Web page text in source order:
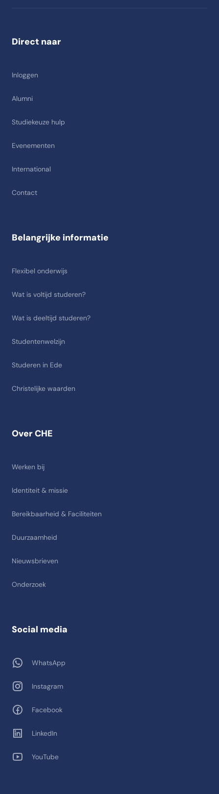
Direct naar
Inloggen
Alumni
Studiekeuze hulp
Evenementen
International
Contact
Over CHE
Werken bij
Identiteit & missie
Bereikbaarheid & Faciliteiten
Duurzaamheid
Nieuwsbrieven
Onderzoek
Belangrijke informatie
Flexibel onderwijs
Wat is voltijd studeren?
Wat is deeltijd studeren?
Studentenwelzijn
Studeren in Ede
Christelijke waarden
Social media
WhatsApp
Instagram
Facebook
LinkedIn
YouTube